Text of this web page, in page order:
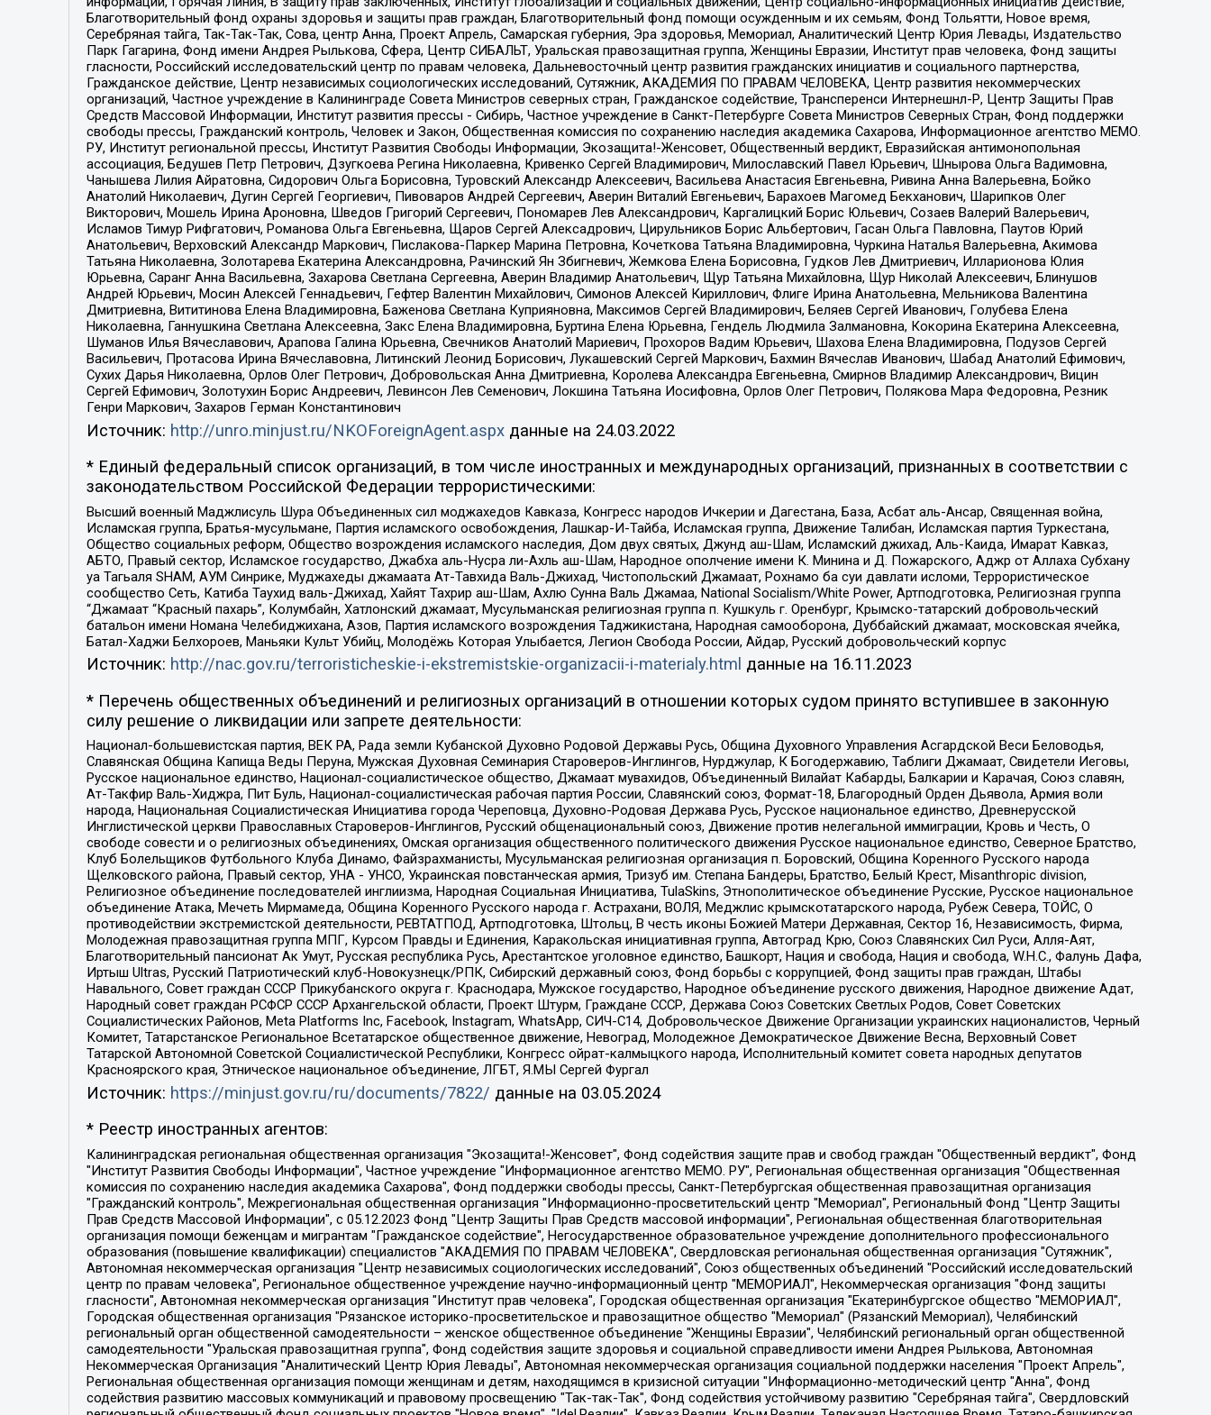
Благотворительный фонд охраны здоровья и защиты прав граждан, Благотворительный фонд помощи осужденным и их семьям, Фонд Тольятти, Новое время,
Серебряная тайга, Так-Так-Так, Сова, центр Анна, Проект Апрель, Самарская губерния, Эра здоровья, Мемориал, Аналитический Центр Юрия Левады, Издательство
Парк Гагарина, Фонд имени Андрея Рылькова, Сфера, Центр СИБАЛЬТ, Уральская правозащитная группа, Женщины Евразии, Институт прав человека, Фонд защиты
гласности, Российский исследовательский центр по правам человека, Дальневосточный центр развития гражданских инициатив и социального партнерства,
Гражданское действие, Центр независимых социологических исследований, Сутяжник, АКАДЕМИЯ ПО ПРАВАМ ЧЕЛОВЕКА, Центр развития некоммерческих
организаций, Частное учреждение в Калининграде Совета Министров северных стран, Гражданское содействие, Трансперенси Интернешнл-Р, Центр Защиты Прав
Средств Массовой Информации, Институт развития прессы - Сибирь, Частное учреждение в Санкт-Петербурге Совета Министров Северных Стран, Фонд поддержки
свободы прессы, Гражданский контроль, Человек и Закон, Общественная комиссия по сохранению наследия академика Сахарова, Информационное агентство МЕМО.
РУ, Институт региональной прессы, Институт Развития Свободы Информации, Экозащита!-Женсовет, Общественный вердикт, Евразийская антимонопольная
ассоциация, Бедушев Петр Петрович, Дзугкоева Регина Николаевна, Кривенко Сергей Владимирович, Милославский Павел Юрьевич, Шнырова Ольга Вадимовна,
Чанышева Лилия Айратовна, Сидорович Ольга Борисовна, Туровский Александр Алексеевич, Васильева Анастасия Евгеньевна, Ривина Анна Валерьевна, Бойко
Анатолий Николаевич, Дугин Сергей Георгиевич, Пивоваров Андрей Сергеевич, Аверин Виталий Евгеньевич, Барахоев Магомед Бекханович, Шарипков Олег
Викторович, Мошель Ирина Ароновна, Шведов Григорий Сергеевич, Пономарев Лев Александрович, Каргалицкий Борис Юльевич, Созаев Валерий Валерьевич,
Исламов Тимур Рифгатович, Романова Ольга Евгеньевна, Щаров Сергей Алексадрович, Цирульников Борис Альбертович, Гасан Ольга Павловна, Паутов Юрий
Анатольевич, Верховский Александр Маркович, Пислакова-Паркер Марина Петровна, Кочеткова Татьяна Владимировна, Чуркина Наталья Валерьевна, Акимова
Татьяна Николаевна, Золотарева Екатерина Александровна, Рачинский Ян Збигневич, Жемкова Елена Борисовна, Гудков Лев Дмитриевич, Илларионова Юлия
Юрьевна, Саранг Анна Васильевна, Захарова Светлана Сергеевна, Аверин Владимир Анатольевич, Щур Татьяна Михайловна, Щур Николай Алексеевич, Блинушов
Андрей Юрьевич, Мосин Алексей Геннадьевич, Гефтер Валентин Михайлович, Симонов Алексей Кириллович, Флиге Ирина Анатольевна, Мельникова Валентина
Дмитриевна, Вититинова Елена Владимировна, Баженова Светлана Куприяновна, Максимов Сергей Владимирович, Беляев Сергей Иванович, Голубева Елена
Николаевна, Ганнушкина Светлана Алексеевна, Закс Елена Владимировна, Буртина Елена Юрьевна, Гендель Людмила Залмановна, Кокорина Екатерина Алексеевна,
Шуманов Илья Вячеславович, Арапова Галина Юрьевна, Свечников Анатолий Мариевич, Прохоров Вадим Юрьевич, Шахова Елена Владимировна, Подузов Сергей
Васильевич, Протасова Ирина Вячеславовна, Литинский Леонид Борисович, Лукашевский Сергей Маркович, Бахмин Вячеслав Иванович, Шабад Анатолий Ефимович,
Сухих Дарья Николаевна, Орлов Олег Петрович, Добровольская Анна Дмитриевна, Королева Александра Евгеньевна, Смирнов Владимир Александрович, Вицин
Сергей Ефимович, Золотухин Борис Андреевич, Левинсон Лев Семенович, Локшина Татьяна Иосифовна, Орлов Олег Петрович, Полякова Мара Федоровна, Резник
Генри Маркович, Захаров Герман Константинович
Источник: http://unro.minjust.ru/NKOForeignAgent.aspxданные на 24.03.2022
* Единый федеральный список организаций, в том числе иностранных и международных организаций, признанных в соответствии с
законодательством Российской Федерации террористическими:
Высший военный Маджлисуль Шура Объединенных сил моджахедов Кавказа, Конгресс народов Ичкерии и Дагестана, База, Асбат аль-Ансар, Священная война,
Исламская группа, Братья-мусульмане, Партия исламского освобождения, Лашкар-И-Тайба, Исламская группа, Движение Талибан, Исламская партия Туркестана,
Общество социальных реформ, Общество возрождения исламского наследия, Дом двух святых, Джунд аш-Шам, Исламский джихад, Аль-Каида, Имарат Кавказ,
АБТО, Правый сектор, Исламское государство, Джабха аль-Нусра ли-Ахль аш-Шам, Народное ополчение имени К. Минина и Д. Пожарского, Аджр от Аллаха Субхану
уа Тагьаля SHAM, АУМ Синрике, Муджахеды джамаата Ат-Тавхида Валь-Джихад, Чистопольский Джамаат, Рохнамо ба суи давлати исломи, Террористическое
сообщество Сеть, Катиба Таухид валь-Джихад, Хайят Тахрир аш-Шам, Ахлю Сунна Валь Джамаа, National Socialism/White Power, Артподготовка, Религиозная группа
“Джамаат “Красный пахарь”, Колумбайн, Хатлонский джамаат, Мусульманская религиозная группа п. Кушкуль г. Оренбург, Крымско-татарский добровольческий
батальон имени Номана Челебиджихана, Азов, Партия исламского возрождения Таджикистана, Народная самооборона, Дуббайский джамаат, московская ячейка,
Батал-Хаджи Белхороев, Маньяки Культ Убийц, Молодёжь Которая Улыбается, Легион Свобода России, Айдар, Русский добровольческий корпус
Источник: http://nac.gov.ru/terroristicheskie-i-ekstremistskie-organizacii-i-materialy.html данные на 16.11.2023
* Перечень общественных объединений и религиозных организаций в отношении которых судом принято вступившее в законную
силу решение о ликвидации или запрете деятельности:
Национал-большевистская партия, ВЕК РА, Рада земли Кубанской Духовно Родовой Державы Русь, Община Духовного Управления Асгардской Веси Беловодья,
Славянская Община Капища Веды Перуна, Мужская Духовная Семинария Староверов-Инглингов, Нурджулар, К Богодержавию, Таблиги Джамаат, Свидетели Иеговы,
Русское национальное единство, Национал-социалистическое общество, Джамаат мувахидов, Объединенный Вилайат Кабарды, Балкарии и Карачая, Союз славян,
Ат-Такфир Валь-Хиджра, Пит Буль, Национал-социалистическая рабочая партия России, Славянский союз, Формат-18, Благородный Орден Дьявола, Армия воли
народа, Национальная Социалистическая Инициатива города Череповца, Духовно-Родовая Держава Русь, Русское национальное единство, Древнерусской
Инглистической церкви Православных Староверов-Инглингов, Русский общенациональный союз, Движение против нелегальной иммиграции, Кровь и Честь, О
свободе совести и о религиозных объединениях, Омская организация общественного политического движения Русское национальное единство, Северное Братство,
Клуб Болельщиков Футбольного Клуба Динамо, Файзрахманисты, Мусульманская религиозная организация п. Боровский, Община Коренного Русского народа
Щелковского района, Правый сектор, УНА - УНСО, Украинская повстанческая армия, Тризуб им. Степана Бандеры, Братство, Белый Крест, Misanthropic division,
Религиозное объединение последователей инглиизма, Народная Социальная Инициатива, TulaSkins, Этнополитическое объединение Русские, Русское национальное
объединение Атака, Мечеть Мирмамеда, Община Коренного Русского народа г. Астрахани, ВОЛЯ, Меджлис крымскотатарского народа, Рубеж Севера, ТОЙС, О
противодействии экстремистской деятельности, РЕВТАТПОД, Артподготовка, Штольц, В честь иконы Божией Матери Державная, Сектор 16, Независимость, Фирма,
Молодежная правозащитная группа МПГ, Курсом Правды и Единения, Каракольская инициативная группа, Автоград Крю, Союз Славянских Сил Руси, Алля-Аят,
Благотворительный пансионат Ак Умут, Русская республика Русь, Арестантское уголовное единство, Башкорт, Нация и свобода, Нация и свобода, W.H.С., Фалунь Дафа,
Иртыш Ultras, Русский Патриотический клуб-Новокузнецк/РПК, Сибирский державный союз, Фонд борьбы с коррупцией, Фонд защиты прав граждан, Штабы
Навального, Совет граждан СССР Прикубанского округа г. Краснодара, Мужское государство, Народное объединение русского движения, Народное движение Адат,
Народный совет граждан РСФСР СССР Архангельской области, Проект Штурм, Граждане СССР, Держава Союз Советских Светлых Родов, Совет Советских
Социалистических Районов, Meta Platforms Inc, Facebook, Instagram, WhatsApp, СИЧ-С14, Добровольческое Движение Организации украинских националистов, Черный
Комитет, Татарстанское Региональное Всетатарское общественное движение, Невоград, Молодежное Демократическое Движение Весна, Верховный Совет
Татарской Автономной Советской Социалистической Республики, Конгресс ойрат-калмыцкого народа, Исполнительный комитет совета народных депутатов
Красноярского края, Этническое национальное объединение, ЛГБТ, Я.МЫ Сергей Фургал
Источник: https://minjust.gov.ru/ru/documents/7822/ данные на 03.05.2024
* Реестр иностранных агентов:
Калининградская региональная общественная организация "Экозащита!-Женсовет", Фонд содействия защите прав и свобод граждан "Общественный вердикт", Фонд "Институт Развития Свободы Информации", Частное учреждение "Информационное агентство МЕМО. РУ", Региональная общественная организация "Общественная комиссия по сохранению наследия академика Сахарова", Фонд поддержки свободы прессы, Санкт-Петербургская общественная правозащитная организация "Гражданский контроль", Межрегиональная общественная организация "Информационно-просветительский центр "Мемориал", Региональный Фонд "Центр Защиты Прав Средств Массовой Информации", с 05.12.2023 Фонд "Центр Защиты Прав Средств массовой информации", Региональная общественная благотворительная организация помощи беженцам и мигрантам "Гражданское содействие", Негосударственное образовательное учреждение дополнительного профессионального образования (повышение квалификации) специалистов "АКАДЕМИЯ ПО ПРАВАМ ЧЕЛОВЕКА", Свердловская региональная общественная организация "Сутяжник", Автономная некоммерческая организация "Центр независимых социологических исследований", Союз общественных объединений "Российский исследовательский центр по правам человека", Региональное общественное учреждение научно-информационный центр "МЕМОРИАЛ", Некоммерческая организация "Фонд защиты гласности", Автономная некоммерческая организация "Институт прав человека", Городская общественная организация "Екатеринбургское общество "МЕМОРИАЛ", Городская общественная организация "Рязанское историко-просветительское и правозащитное общество "Мемориал" (Рязанский Мемориал), Челябинский региональный орган общественной самодеятельности – женское общественное объединение "Женщины Евразии", Челябинский региональный орган общественной самодеятельности "Уральская правозащитная группа", Фонд содействия защите здоровья и социальной справедливости имени Андрея Рылькова, Автономная Некоммерческая Организация "Аналитический Центр Юрия Левады", Автономная некоммерческая организация социальной поддержки населения "Проект Апрель", Региональная общественная организация помощи женщинам и детям, находящимся в кризисной ситуации "Информационно-методический центр "Анна", Фонд содействия развитию массовых коммуникаций и правовому просвещению "Так-так-Так", Фонд содействия устойчивому развитию "Серебряная тайга", Свердловский региональный общественный фонд социальных проектов "Новое время", "Idel.Реалии", Кавказ.Реалии, Крым.Реалии, Телеканал Настоящее Время, Татаро-башкирская служба Радио Свобода (Azatliq Radiosi), Радио Свободная Европа/Радио Свобода (PCE/PC), "Сибирь.Реалии", "Фактограф", Благотворительный фонд помощи осужденным и их семьям, Автономная некоммерческая организация "Институт глобализации и социальных движений", Фонд "В защиту прав заключенных", Частное учреждение "Центр поддержки и содействия развитию средств массовой информации", Пензенский региональный общественный благотворительный фонд "Гражданский союз", "Север.Реалии", Некоммерческая организация Фонд "Правовая инициатива", Общество с ограниченной ответственностью "Радио Свободная Европа/Радио Свобода", Чешское информационное агентство "MEDIUM-ORIENT", Красноярская региональная общественная организация "Мы против СПИДа", Камалягин Денис Николаевич, Маркелов Сергей Евгеньевич, Пономарев Лев Александрович, Савицкая Людмила Алексеевна, Автономная некоммерческая организация "Центр по работе с проблемой насилия "НАСИЛИЮ.НЕТ", Межрегиональный профессиональный союз работников здравоохранения "Альянс врачей", Юридическое лицо, зарегистрированное в Латвийской Республике, SIA "Medusa Project" (регистрационный номер 40103797863, дата регистрации 10.06.2014), Некоммерческая организация "Фонд по борьбе с коррупцией", Автономная некоммерческая организация "Институт права и публичной политики", Баданин Роман Сергеевич, Гликин Максим Александрович, Железнова Мария Михайловна, Лукьянова Юлия Сергеевна, Маетная Елизавета Витальевна, Маняхин Петр Борисович, Чуракова Ольга Владимировна, Ярош Юлия Петровна, Юридическое лицо "The Insider SIA", зарегистрированное в Риге, Латвийская Республика (дата регистрации 26.06.2015), являющееся администратором доменного имени интернет-издания "The Insider SIA", https://theins.ru, Постернак Алексей Евгеньевич, Рубин Михаил Аркадьевич, Анин Роман Александрович, Юридическое лицо Istories fonds, зарегистрированное в Латвийской Республике (регистрационный номер 50008295751, дата регистрации 24.02.2020), Великовский Дмитрий Александрович, Долинина Ирина Николаевна, Мароховская Алеся Алексеевна, Шлейнов Роман Юрьевич, Шмагун Олеся Валентиновна, Общество с ограниченной ответственностью "Альтаир 2021", Общество с ограниченной ответственностью "Вега 2021", Общество с ограниченной ответственностью "Главный редактор 2021", Общество с ограниченной ответственностью "Ромашки монолит", Важенков Артем Валерьевич, Ивановская областная общественная организация "Центр гендерных исследований", Гурман Юрий Альбертович, Медиапроект "ОВД-Инфо", Егоров Владимир Владимирович, Жилинский Владимир Александрович, Общество с ограниченной ответственностью "ЗП", Иванова София Юрьевна, Карезина Инна Павловна, Кильтау Екатерина Викторовна, Петров Алексей Викторович, Пискунов Сергей Евгеньевич, Смирнов Сергей Сергеевич, Тихонов Михаил Сергеевич, Общество с ограниченной ответственностью "ЖУРНАЛИСТ-ИНОСТРАННЫЙ АГЕНТ", Арапова Галина Юрьевна, Вольтская Татьяна Анатольевна, Американская компания "Mason G.E.S. Anonymous Foundation" (США), являющаяся владельцем интернет-издания https://mnews.world/, Компания "Stichting Bellingcat", зарегистрированная в Нидерландах (дата регистрации 11.07.2018), Захаров Андрей Вячеславович, Клепиковская Екатерина Дмитриевна, Общество с ограниченной ответственностью "МЕМО", Перл Роман Александрович, Симонов Евгений Алексеевич, Соловьева Елена Анатольевна, Сотников Даниил Владимирович, Сурначева Елизавета Дмитриевна, Автономная некоммерческая организация по защите прав человека и информированию населения "Якутия – Наше Мнение", Общество с ограниченной ответственностью "Москоу диджитал медиа", с 26.01.2023 Общество с ограниченной ответственностью "Чайка Белые сады", Ветошкина Валерия Валерьевна, Заговора Максим Александрович, Межрегиональное общественное движение "Российская ЛГБТ - сеть", Оленичев Максим Владимирович, Павлов Иван Юрьевич, Скворцова Елена Сергеевна, Общество с ограниченной ответственностью "Как бы инагент", Кочетков Игорь Викторович, Общество с ограниченной ответственностью "Честные выборы", Еланчик Олег Александрович, Общество с ограниченной ответственностью "Нобелевский призыв", Гималова Регина Эмилевна, Григорьев Андрей Валерьевич, Григорьева Алина Александровна, Ассоциация по содействию защите прав призывников, альтернативнослужащих и военнослужащих "Правозащитная группа "Гражданин.Армия.Право", Хисамова Регина Фаритовна, Автономная некоммерческая организация по реализации социально-правовых программ "Лилит", Дальневосточное общественное движение "Маяк", Санкт-Петербургская ЛГБТ-инициативная группа "Выход", Инициативная группа ЛГБТ+ "Реверс", Алексеев Андрей Викторович, Бекбулатова Таисия Львовна, Беляев Иван Михайлович, Владыкина Елена Сергеевна, Гельман Марат Александрович, Никульшина Вероника Юрьевна, Толоконникова Надежда Андреевна, Шендерович Виктор Анатольевич, Общество с ограниченной ответственностью "Данное сообщение", Общество с ограниченной ответственностью Издательский дом "Новая глава", Айнбиндер Александра Александровна, Московский комьюнити-центр для ЛГБТ+инициатив, Благотворительный фонд развития филантропии, Deutsche Welle (Германия, Kurt-Schumacher-Strasse 3, 53113 Bonn), Борзунова Мария Михайловна, Воробьев Виктор Викторович, Голубева Анна Львовна, Константинова Алла Михайловна, Малкова Ирина Владимировна, Мурадов Мурад Абдулгалимович, Осетинская Елизавета Николаевна, Понасенков Евгений Николаевич, Ганапольский Матвей Юрьевич, Киселев Евгений Алексеевич, Борухович Ирина Григорьевна, Дремин Иван Тимофеевич, Дубровский Дмитрий Викторович, Красноярская региональная общественная организация поддержки и развития альтернативных образовательных технологий и межкультурных коммуникаций "ИНТЕРРА", Маяковская Екатерина Алексеевна, Фейгин Марк Захарович, Филимонов Андрей Викторович, Дзугкоева Регина Николаевна, Доброхотов Роман Александрович, Дудь Юрий Александрович, Елкин Сергей Владимирович, Кругликов Кирилл Игоревич, Сабунаева Мария Леонидовна, Семенов Алексей Владимирович, Шаинян Карен Багратович, Шульман Екатерина Михайловна, Асафьев Артур Валерьевич, Вахштайн Виктор Семенович, Венедиктов Алексей Алексеевич, Лушникова Екатерина Евгеньевна, Волков Леонид Михайлович, Невзоров Александр Глебович, Пархоменко Сергей Борисович, Сироткин Ярослав Николаевич, Кара-Мурза Владимир Владимирович, Баранова Наталья Владимировна, Гозман Леонид Яковлевич, Кагарлицкий Борис Юльевич, Климарев Михаил Валерьевич, Милов Владимир Станиславович, Автономная некоммерческая организация Краснодарский центр современного искусства "Типография", Моргенштерн Алишер Тагирович, Соболь Любовь Эдуардовна, Общество с ограниченной ответственностью "ЛИЗА НОРМ", Каспаров Гарри Кимович, Ходорковский Михаил Борисович, Общество с ограниченной ответственностью "Апрельские тезисы", Данилович Ирина Брониславовна, Кашин Олег Владимирович, Петров Николай Владимирович, Пивоваров Алексей Владимирович, Соколов Михаил Владимирович, Цветкова Юлия Владимировна, Чичваркин Евгений Александрович, Комитет против пыток/Команда против пыток, Общество с ограниченной ответственностью "Первый научный", Общество с ограниченной ответственностью "Вертолет и ко", Белоцерковская Вероника Борисовна, Кац Максим Евгеньевич, Лазарева Татьяна Юрьевна, Шаведдинов Руслан Табризович, Яшин Илья Валерьевич, Общество с ограниченной ответственностью "Иноагент ААВ", Алешковский Дмитрий Петрович, Альбац Евгения Марковна, Быков Дмитрий Львович, Галямина Юлия Евгеньевна, Лойко Сергей Леонидович, Мартынов Кирилл Константинович, Медведев Сергей Александрович, Крашенинников Федор Геннадиевич, Гордеева Катерина Вл